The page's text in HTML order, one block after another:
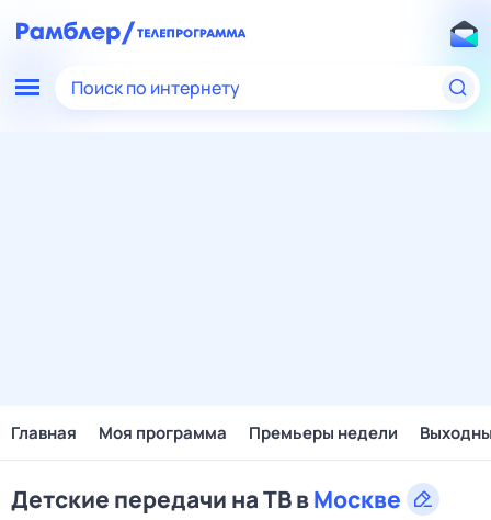
Поиск по интернету
Главная Моя программа Премьеры недели
Детские передачи на ТВ вМоскве